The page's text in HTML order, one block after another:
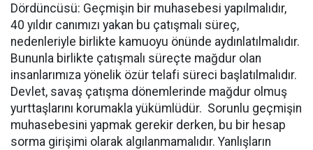
Dördüncüsü: Geçmişin bir muhasebesi yapılmalıdır,
40 yıldır canımızı yakan bu çatışmalı süreç,
nedenleriyle birlikte kamuoyu önünde aydınlatılmalıdır.
Bununla birlikte çatışmalı süreçte mağdur olan
insanlarımıza yönelik özür telafi süreci başlatılmalıdır.
Devlet, savaş çatışma dönemlerinde mağdur olmuş
yurttaşlarını korumakla yükümlüdür. Sorunlu geçmişin
muhasebesini yapmak gerekir derken, bu bir hesap
sorma girişimi olarak algılanmamalıdır. Yanlışların